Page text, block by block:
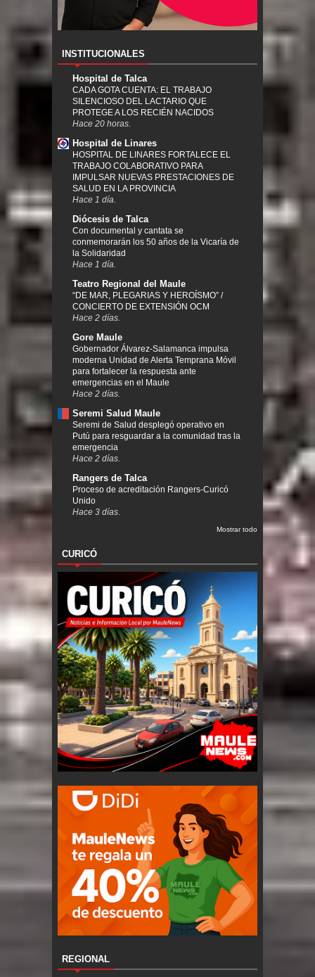
INSTITUCIONALES
Hospital de Talca
CADA GOTA CUENTA: EL TRABAJO
SILENCIOSO DEL LACTARIO QUE
PROTEGE A LOS RECIÉN NACIDOS
Hace 20 horas.
Hospital de Linares
HOSPITAL DE LINARES FORTALECE EL
TRABAJO COLABORATIVO PARA
IMPULSAR NUEVAS PRESTACIONES DE
SALUD EN LA PROVINCIA
Hace 1 día.
Diócesis de Talca
Con documental y cantata se
conmemorarán los 50 años de la Vicaría de
la Solidaridad
Hace 1 día.
Teatro Regional del Maule
“DE MAR, PLEGARIAS Y HEROÍSMO” /
CONCIERTO DE EXTENSIÓN OCM
Hace 2 días.
Gore Maule
Gobernador Álvarez-Salamanca impulsa
moderna Unidad de Alerta Temprana Móvil
para fortalecer la respuesta ante
emergencias en el Maule
Hace 2 días.
Seremi Salud Maule
Seremi de Salud desplegó operativo en
Putú para resguardar a la comunidad tras la
emergencia
Hace 2 días.
Rangers de Talca
Proceso de acreditación Rangers-Curicó
Unido
Hace 3 días.
Mostrar todo
CURICÓ
REGIONAL